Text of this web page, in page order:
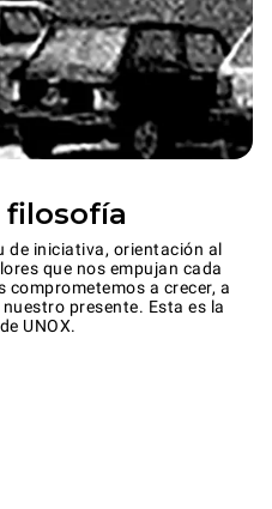
filosofía
de iniciativa, orientación al
que nos empujan cada
comprometemos a crecer, a
presente. Esta es la
UNOX.